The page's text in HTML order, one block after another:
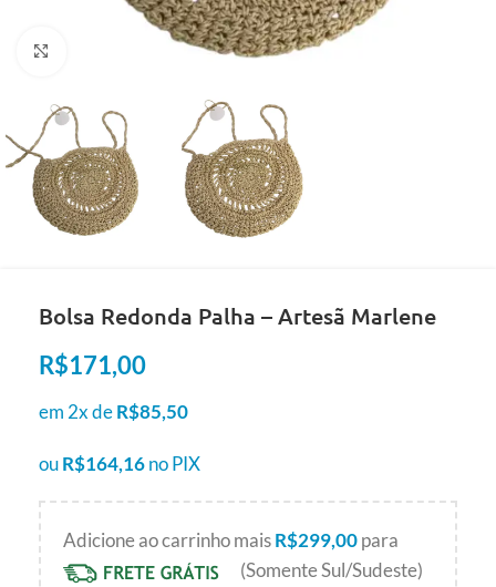
Clique para ampliar
Bolsa Redonda Palha – Artesã Marlene
R$171,00
em 2x deR$85,50
ouR$164,16no PIX
Adicione ao carrinho maisR$299,00para
(Somente Sul/Sudeste)